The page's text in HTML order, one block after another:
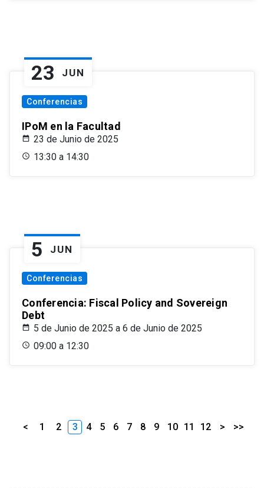
23 JUN
Conferencias
IPoM en la Facultad
23 de Junio de 2025
13:30 a 14:30
5 JUN
Conferencias
Conferencia: Fiscal Policy and Sovereign
Debt
5 de Junio de 2025 a 6 de Junio de 2025
09:00 a 12:30
< 1 2 3 4 5 6 7 8 9 10 11 12 > >>